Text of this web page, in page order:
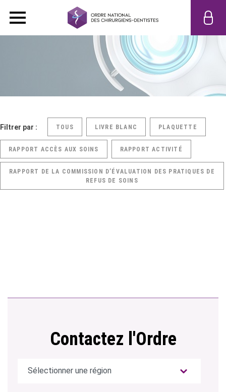
Filtrer par : TOUS LIVRE BLANC PLAQUETTE
RAPPORT ACCÈS AUX SOINS RAPPORT ACTIVITÉ
RAPPORT DE LA COMMISSION D’ÉVALUATION DES PRATIQUES DE
REFUS DE SOINS
Contactez l'Ordre